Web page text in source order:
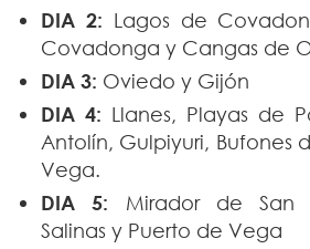
DIA 2: Lagos de
Covadonga y Cangas de
DIA 3: Oviedo y Gijón
DIA 4: Llanes, Playas de
Antolín, Gulpiyuri, Bufones
Vega.
DIA 5: Mirador de San
Salinas y Puerto de Vega